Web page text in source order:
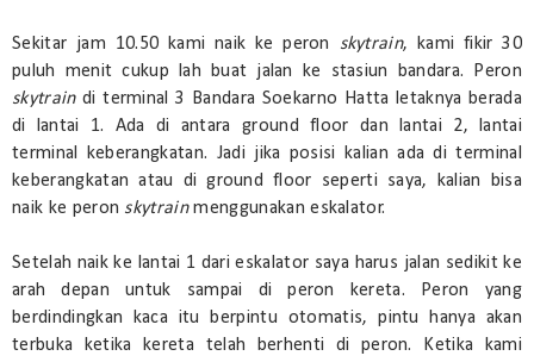
Sekitar jam 10.50 kami naik ke peron skytrain, kami fikir 30
puluh menit cukup lah buat jalan ke stasiun bandara. Peron
skytraindi terminal 3 Bandara Soekarno Hatta letaknya berada
di lantai 1. Ada di antara ground floor dan lantai 2, lantai
terminal keberangkatan. Jadi jika posisi kalian ada di terminal
keberangkatan atau di ground floor seperti saya, kalian bisa
naik ke peron skytrainmenggunakan eskalator.
Setelah naik ke lantai 1 dari eskalator saya harus jalan sedikit ke
arah depan untuk sampai di peron kereta. Peron yang
berdindingkan kaca itu berpintu otomatis, pintu hanya akan
terbuka ketika kereta telah berhenti di peron. Ketika kami